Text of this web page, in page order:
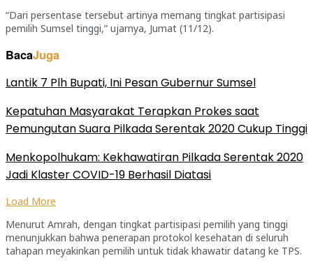
“Dari persentase tersebut artinya memang tingkat partisipasi
pemilih Sumsel tinggi,” ujarnya, Jumat (11/12).
BacaJuga
Lantik 7 Plh Bupati, Ini Pesan Gubernur Sumsel
Kepatuhan Masyarakat Terapkan Prokes saat
Pemungutan Suara Pilkada Serentak 2020 Cukup Tinggi
Menkopolhukam: Kekhawatiran Pilkada Serentak 2020
Jadi Klaster COVID-19 Berhasil Diatasi
Load More
Menurut Amrah, dengan tingkat partisipasi pemilih yang tinggi
menunjukkan bahwa penerapan protokol kesehatan di seluruh
tahapan meyakinkan pemilih untuk tidak khawatir datang ke TPS.